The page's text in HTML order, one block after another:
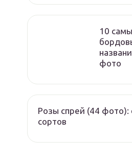
10
фото
Розы спрей (44 фото):
сортов